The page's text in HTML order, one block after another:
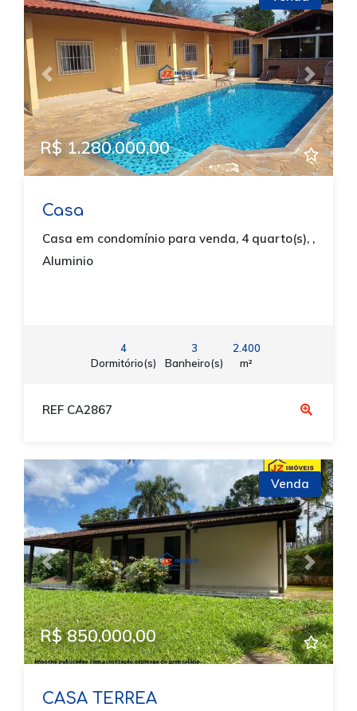
Previous Next
R$ 1.280.000,00
Casa
Casa em condomínio para venda, 4 quarto(s), ,
Aluminio
4
Dormitório(s)
3
Banheiro(s)
2.400
m²
REF CA2867
Previous Next
Venda
R$ 850.000,00
CASA TERREA